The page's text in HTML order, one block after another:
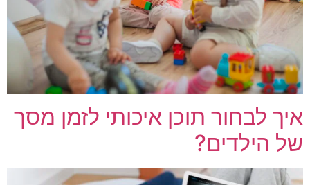
איך לבחור תוכן איכותי לזמן מסך
של הילדים?